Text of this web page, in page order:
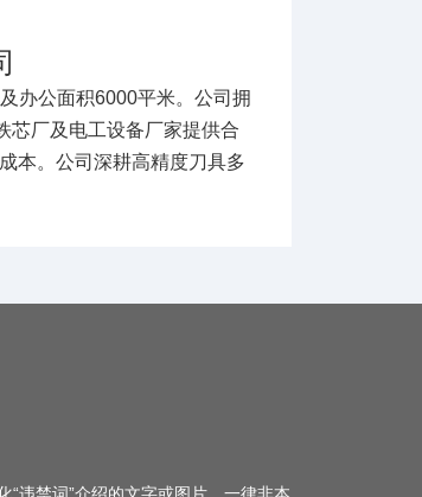
办公面积6000平米。公司拥
芯厂及电工设备厂家提供合
本。公司深耕高精度刀具多